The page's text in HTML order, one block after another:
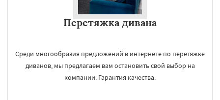
Перетяжка дивана
Среди многообразия предложений в интернете по перетяжке
диванов, мы предлагаем вам остановить свой выбор на
компании. Гарантия качества.